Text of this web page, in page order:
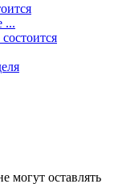
...
могут оставлять